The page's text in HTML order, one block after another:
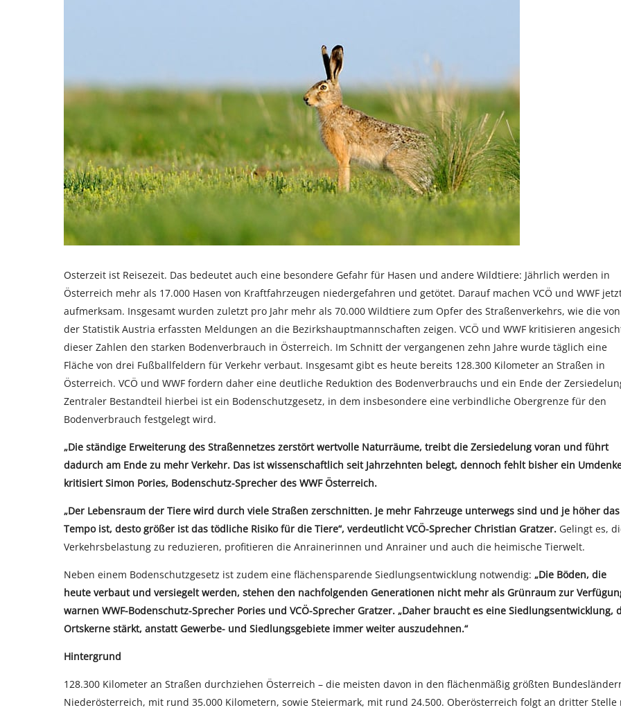
Osterzeit ist Reisezeit. Das bedeutet auch eine besondere Gefahr für Hasen und andere Wildtiere: Jährlich werden in
Österreich mehr als 17.000 Hasen von Kraftfahrzeugen niedergefahren und getötet. Darauf machen VCÖ und WWF
aufmerksam. Insgesamt wurden zuletzt pro Jahr mehr als 70.000 Wildtiere zum Opfer des Straßenverkehrs, wie die von
der Statistik Austria erfassten Meldungen an die Bezirkshauptmannschaften zeigen. VCÖ und WWF kritisieren
dieser Zahlen den starken Bodenverbrauch in Österreich. Im Schnitt der vergangenen zehn Jahre wurde täglich eine
Fläche von drei Fußballfeldern für Verkehr verbaut. Insgesamt gibt es heute bereits 128.300 Kilometer an Straßen in
Österreich. VCÖ und WWF fordern daher eine deutliche Reduktion des Bodenverbrauchs und ein Ende der
Zentraler Bestandteil hierbei ist ein Bodenschutzgesetz, in dem insbesondere eine verbindliche Obergrenze für den
Bodenverbrauch festgelegt wird.
„Die ständige Erweiterung des Straßennetzes zerstört wertvolle Naturräume, treibt die Zersiedelung voran und führt
dadurch am Ende zu mehr Verkehr. Das ist wissenschaftlich seit Jahrzehnten belegt, dennoch fehlt bisher ein
kritisiert Simon Pories, Bodenschutz-Sprecher des WWF Österreich.
„Der Lebensraum der Tiere wird durch viele Straßen zerschnitten. Je mehr Fahrzeuge unterwegs sind und je höher das
Tempo ist, desto größer ist das tödliche Risiko für die Tiere“, verdeutlicht VCÖ-Sprecher Christian Gratzer. Gelingt es,
Verkehrsbelastung zu reduzieren, profitieren die Anrainerinnen und Anrainer und auch die heimische Tierwelt.
Neben einem Bodenschutzgesetz ist zudem eine flächensparende Siedlungsentwicklung notwendig: „Die Böden, die
heute verbaut und versiegelt werden, stehen den nachfolgenden Generationen nicht mehr als Grünraum zur
warnen WWF-Bodenschutz-Sprecher Pories und VCÖ-Sprecher Gratzer. „Daher braucht es eine Siedlungsentwicklung,
Ortskerne stärkt, anstatt Gewerbe- und Siedlungsgebiete immer weiter auszudehnen.“
Hintergrund
128.300 Kilometer an Straßen durchziehen Österreich – die meisten davon in den flächenmäßig größten
Niederösterreich, mit rund 35.000 Kilometern, sowie Steiermark, mit rund 24.500. Oberösterreich folgt an dritter Stelle